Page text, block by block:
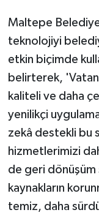
Maltepe
teknolojiyi
etkin biçimde
belirterek,
kaliteli ve daha
yenilikçi
zekâ destekli bu
hizmetlerimizi
de geri
kaynakların
temiz, daha